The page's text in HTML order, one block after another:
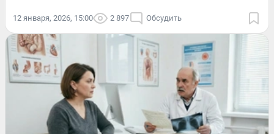
12 января, 2026, 15:00 2 897 Обсудить